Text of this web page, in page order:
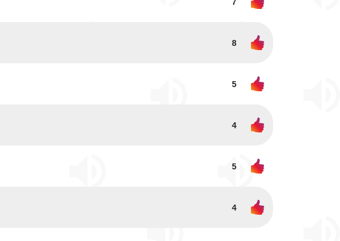
8
5
4
5
4